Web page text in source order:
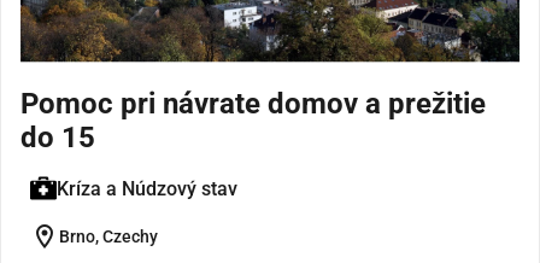
Pomoc pri návrate domov a prežitie
do 15
Kríza a Núdzový stav
location_on Brno, Czechy